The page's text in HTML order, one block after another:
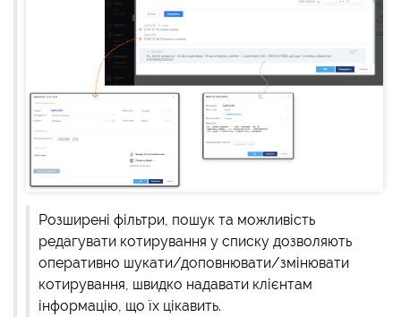
Розширені фільтри, пошук та можливість
редагувати котирування у списку дозволяють
оперативно шукати/доповнювати/змінювати
котирування, швидко надавати клієнтам
інформацію, що їх цікавить.